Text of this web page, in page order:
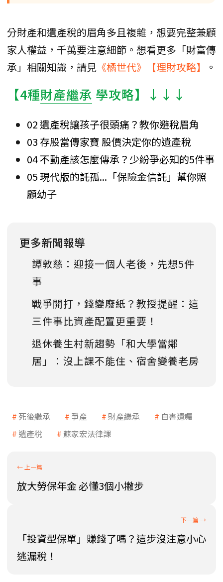
分財產和遺產稅的眉角多且複雜，想要完整兼顧
家人權益，千萬要注意細節。想看更多「財富傳
承」相關知識，請見 《橘世代》【理財攻略】 。
【4種財產繼承 學攻略】↓↓↓
02 遺產稅讓孩子很頭痛？教你避稅眉角
03 存股當傳家寶 股價決定你的遺產稅
04 不動產該怎麼傳承？少紛爭必知的5件事
05 現代版的託孤...「保險金信託」幫你照
顧幼子
更多新聞報導
譚敦慈：迎接一個人老後，先想5件
事
戰爭開打，錢變廢紙？教授提醒：這
三件事比資產配置更重要！
退休養生村新趨勢「和大學當鄰
居」：沒上課不能住、宿舍變養老房
死後繼承 爭產 財產繼承
自書遺囑
遺產稅
蘇家宏法律課
放大勞保年金 必懂3個小撇步
「投資型保單」賺錢了嗎？這步沒注意小心
逃漏稅！